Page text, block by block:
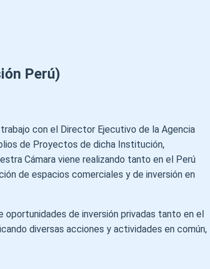
Perú)
con el Director Ejecutivo de la Agencia
de Proyectos de dicha Institución,
Cámara viene realizando tanto en el Perú
de espacios comerciales y de inversión en
de inversión privadas tanto en el
diversas acciones y actividades en común,